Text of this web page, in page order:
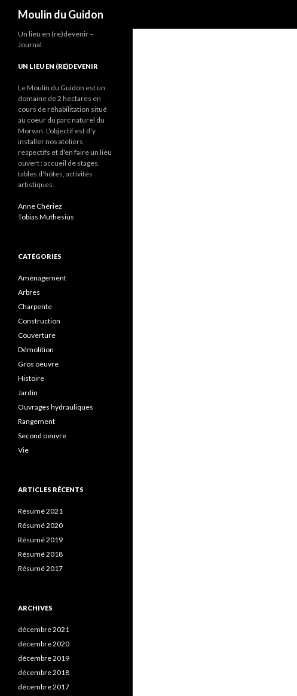
Moulin du Guidon
Un lieu en (re)devenir –
Journal
UN LIEU EN (RE)DEVENIR
Le Moulin du Guidon est un
domaine de 2 hectares en
cours de réhabilitation situé
au coeur du parc naturel du
Morvan. L'objectif est d'y
installer nos ateliers
respectifs et d'en faire un lieu
ouvert : accueil de stages,
tables d'hôtes, activités
artistiques.
Anne Chériez
Tobias Muthesius
CATÉGORIES
Aménagement
Arbres
Charpente
Construction
Couverture
Démolition
Gros oeuvre
Histoire
Jardin
Ouvrages hydrauliques
Rangement
Second oeuvre
Vie
ARTICLES RÉCENTS
Résumé 2021
Résumé 2020
Résumé 2019
Résumé 2018
Résumé 2017
ARCHIVES
décembre 2021
décembre 2020
décembre 2019
décembre 2018
décembre 2017